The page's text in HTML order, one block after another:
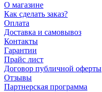
О магазине
Как сделать заказ?
Оплата
Доставка и самовывоз
Контакты
Гарантии
Прайс лист
Договор публичной оферты
Отзывы
Партнерская программа